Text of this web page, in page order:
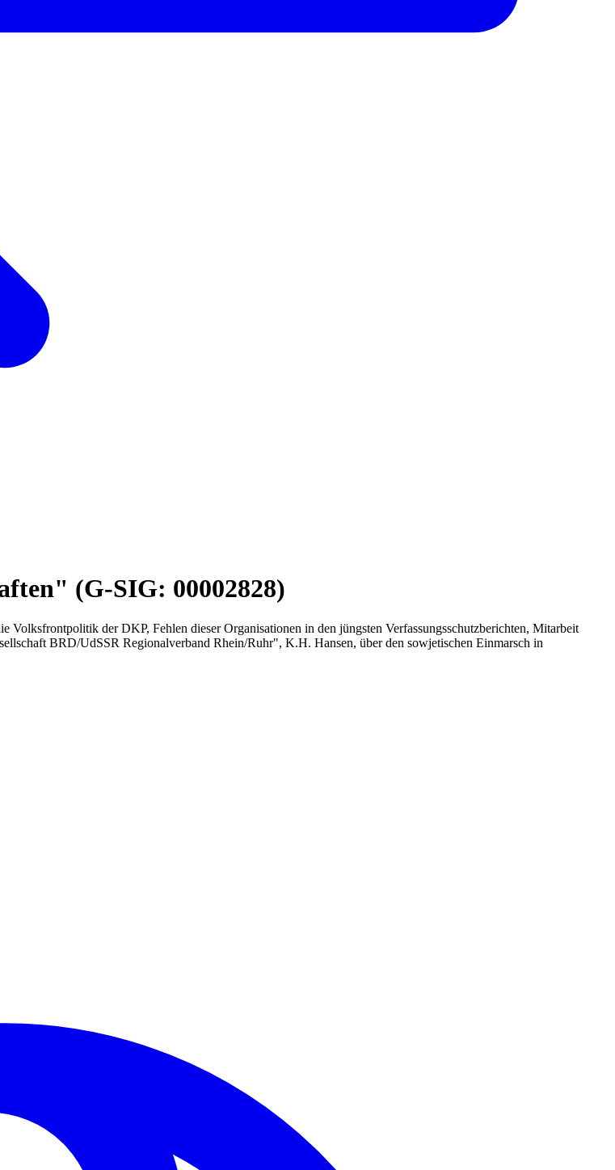
(G-SIG: 00002828)
Volksfrontpolitik der DKP, Fehlen dieser Organisationen in den jüngsten Verfassungsschutzberichten, Mitarbeit
BRD/UdSSR Regionalverband Rhein/Ruhr", K.H. Hansen, über den sowjetischen Einmarsch in